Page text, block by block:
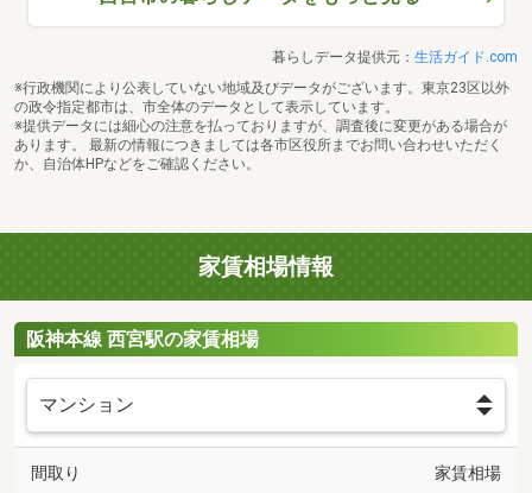
暮らしデータ提供元： 生活ガイド.com
※行政機関により公表していない地域及びデータがございます。東京23区以外
の政令指定都市は、市全体のデータとして表示しています。
※提供データには細心の注意を払っておりますが、調査後に変更がある場合が
あります。 最新の情報につきましては各市区役所までお問い合わせいただく
か、自治体HPなどをご確認ください。
家賃相場情報
阪神本線 西宮駅の家賃相場
間取り 家賃相場